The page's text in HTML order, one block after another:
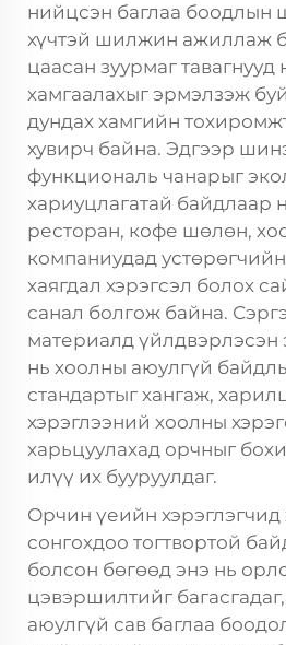
нийцсэн баглаа боодлын
хүчтэй шилжин ажиллаж
цаасан зуурмаг тавагнууд
хамгаалахыг эрмэлзэж
дундах хамгийн
хувирч байна. Эдгээр
функциональ чанарыг
хариуцлагатай байдлаар
ресторан, кофе шөлөн,
компаниудад
хаягдал хэрэгсэл болох
санал болгож байна.
материалд үйлдвэрлэсэн
нь хоолны аюулгүй
стандартыг хангаж,
хэрэглээний хоолны
харьцуулахад орчныг
илүү их бууруулдаг.
Орчин үеийн хэрэглэгчид
сонгохдоо тогтвортой
болсон бөгөөд энэ нь
цэвэршилтийг
аюулгүй сав баглаа